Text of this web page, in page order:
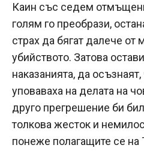
Каин със седем
голям го преобрази,
страх да бягат далече от
убийството. Затова
наказанията, да
уповаваха на делата на
друго прегрешение би
толкова жесток и
понеже полагащите се на